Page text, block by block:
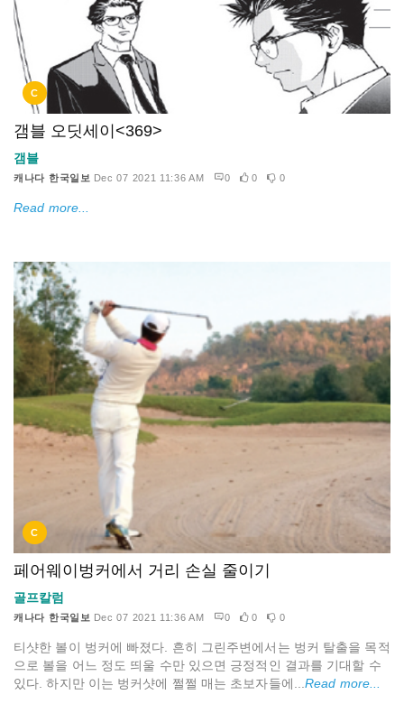
C
갬블 오딧세이<369>
갬블
캐나다 한국일보 Dec 07 2021 11:36 AM 0 0 0
Read more...
C
페어웨이벙커에서 거리 손실 줄이기
골프칼럼
캐나다 한국일보 Dec 07 2021 11:36 AM 0 0 0
티샷한 볼이 벙커에 빠졌다. 흔히 그린주변에서는 벙커 탈출을 목적
으로 볼을 어느 정도 띄울 수만 있으면 긍정적인 결과를 기대할 수
있다. 하지만 이는 벙커샷에 쩔쩔 매는 초보자들에... Read more...